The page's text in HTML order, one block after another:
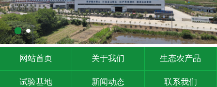
网站首页 关于我们 生态农产品
试验基地 新闻动态 联系我们